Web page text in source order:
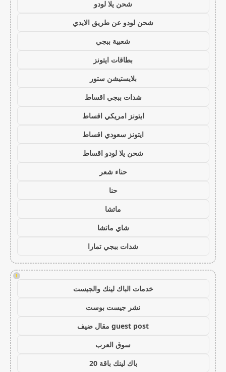
شحن يلا لودو
شحن لودو عن طريق الايدي
شعبية ببجي
بطاقات ايتونز
بلايستيشن ستور
شدات ببجي اقساط
ايتونز امريكي اقساط
ايتونز سعودي اقساط
شحن يلا لودو اقساط
حناء شعر
حنا
ماتشا
شاي ماتشا
شدات ببجي تمارا
!
خدمات الباك لينك والجيست
نشر جيست بوست
guest post مقال ضيف
سوق العرب
باك لينك باقة 20